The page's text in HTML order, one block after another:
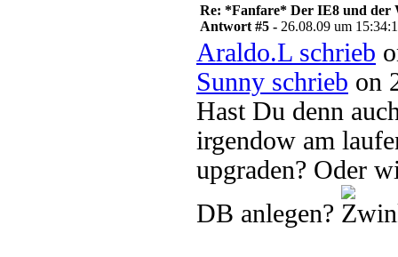
Re: *Fanfare* Der IE8 und der
Antwort #5 - 26.08.09 um
Araldo.L schrieb
Sunny schrieb on
Hast Du denn
irgendow am
upgraden? Oder
DB anlegen?